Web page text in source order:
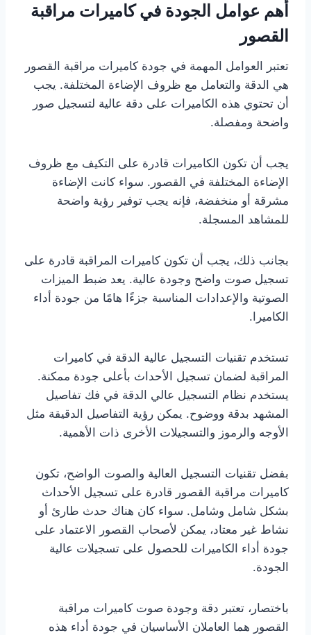
أهم عوامل الجودة في كاميرات مراقبة
القصور
تعتبر العوامل المهمة في جودة كاميرات مراقبة القصور
هي الدقة والتعامل مع ظروف الإضاءة المختلفة. يجب
أن تحتوي هذه الكاميرات على دقة عالية لتسجيل صور
واضحة ومفصلة.
يجب أن تكون الكاميرات قادرة على التكيف مع ظروف
الإضاءة المختلفة في القصور. سواء كانت الإضاءة
مشرقة أو منخفضة، فإنه يجب توفير رؤية واضحة
للمشاهد المسجلة.
بجانب ذلك، يجب أن تكون كاميرات المراقبة قادرة على
تسجيل صوت واضح وجودة عالية. يعد ضبط الميزات
الصوتية والإعدادات المناسبة جزءًا هامًا من جودة أداء
الكاميرا.
تستخدم تقنيات التسجيل عالية الدقة في كاميرات
المراقبة لضمان تسجيل الأحداث بأعلى جودة ممكنة.
يستخدم نظام التسجيل عالي الدقة في فك تفاصيل
المشهد بدقة ووضوح. يمكن رؤية التفاصيل الدقيقة مثل
الأوجه والرموز والتسجيلات الأخرى ذات الأهمية.
بفضل تقنيات التسجيل العالية والصوت الواضح، تكون
كاميرات مراقبة القصور قادرة على تسجيل الأحداث
بشكل شامل وشامل. سواء كان هناك حدث طارئ أو
نشاط غير معتاد، يمكن لأصحاب القصور الاعتماد على
جودة أداء الكاميرات للحصول على تسجيلات عالية
الجودة.
باختصار، تعتبر دقة وجودة صوت كاميرات مراقبة
القصور هما العاملان الأساسيان في جودة أداء هذه